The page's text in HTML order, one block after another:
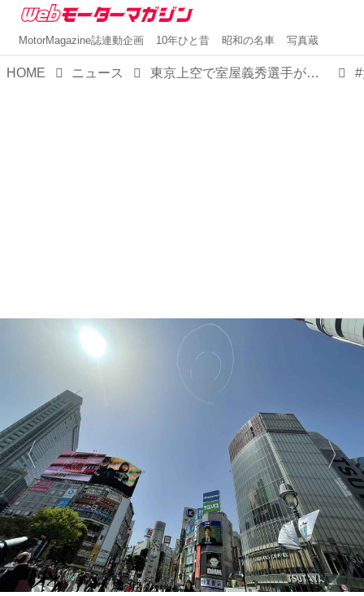
MotorMagazine誌連動企画 10年ひと昔 昭和の名車 写真蔵
HOME ニュース 東京上空で室屋義秀選手が描いた「ニコちゃんマーク」。東京タワーや渋谷など11カ所も！